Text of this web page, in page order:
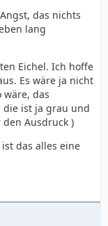
das nichts
lang
Eichel. Ich hoffe
Es wäre ja nicht
das
die ist ja grau und
Ausdruck )
das alles eine